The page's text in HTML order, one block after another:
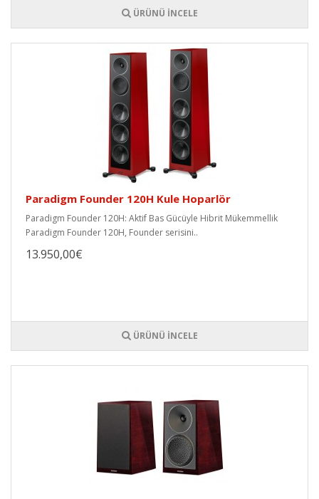
ÜRÜNÜ İNCELE
Paradigm Founder 120H Kule Hoparlör
Paradigm Founder 120H: Aktif Bas Gücüyle Hibrit Mükemmellik
Paradigm Founder 120H, Founder serisini..
13.950,00€
ÜRÜNÜ İNCELE